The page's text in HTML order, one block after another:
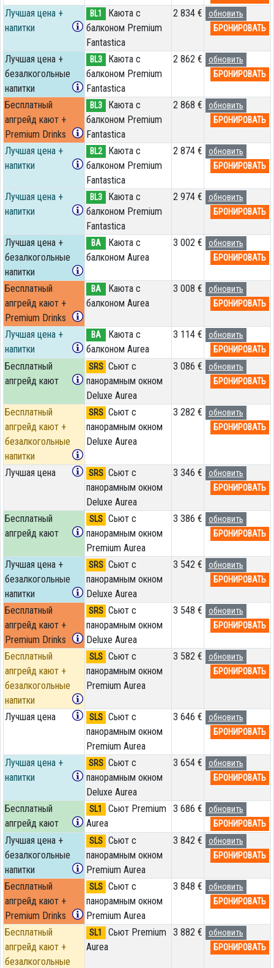
Лучшая цена +
напитки
BL1
Каюта с
балконом Premium
Fantastica
2 834 €
обновить
БРОНИРОВАТЬ
Лучшая цена +
безалкогольные
напитки
BL3
Каюта с
балконом Premium
Fantastica
2 862 €
обновить
БРОНИРОВАТЬ
Бесплатный
апгрейд кают +
Premium Drinks
BL3
Каюта с
балконом Premium
Fantastica
2 868 €
обновить
БРОНИРОВАТЬ
Лучшая цена +
напитки
BL2
Каюта с
балконом Premium
Fantastica
2 874 €
обновить
БРОНИРОВАТЬ
Лучшая цена +
напитки
BL3
Каюта с
балконом Premium
Fantastica
2 974 €
обновить
БРОНИРОВАТЬ
Лучшая цена +
безалкогольные
напитки
BA
Каюта с
балконом Aurea
3 002 €
обновить
БРОНИРОВАТЬ
Бесплатный
апгрейд кают +
Premium Drinks
BA
Каюта с
балконом Aurea
3 008 €
обновить
БРОНИРОВАТЬ
Лучшая цена +
напитки
BA
Каюта с
балконом Aurea
3 114 €
обновить
БРОНИРОВАТЬ
Бесплатный
апгрейд кают
SRS Сьют с
панорамным окном
Deluxe Aurea
3 086 €
обновить
БРОНИРОВАТЬ
Бесплатный
апгрейд кают +
безалкогольные
напитки
SRS Сьют с
панорамным окном
Deluxe Aurea
3 282 €
обновить
БРОНИРОВАТЬ
Лучшая цена SRS Сьют с
панорамным окном
Deluxe Aurea
3 346 €
обновить
БРОНИРОВАТЬ
Бесплатный
апгрейд кают
SLS Сьют с
панорамным окном
Premium Aurea
3 386 €
обновить
БРОНИРОВАТЬ
Лучшая цена +
безалкогольные
напитки
SRS Сьют с
панорамным окном
Deluxe Aurea
3 542 €
обновить
БРОНИРОВАТЬ
Бесплатный
апгрейд кают +
Premium Drinks
SRS Сьют с
панорамным окном
Deluxe Aurea
3 548 €
обновить
БРОНИРОВАТЬ
Бесплатный
апгрейд кают +
безалкогольные
напитки
SLS Сьют с
панорамным окном
Premium Aurea
3 582 €
обновить
БРОНИРОВАТЬ
Лучшая цена SLS Сьют с
панорамным окном
Premium Aurea
3 646 €
обновить
БРОНИРОВАТЬ
Лучшая цена +
напитки
SRS Сьют с
панорамным окном
Deluxe Aurea
3 654 €
обновить
БРОНИРОВАТЬ
Бесплатный
апгрейд кают
SL1
Сьют Premium
Aurea
3 686 €
обновить
БРОНИРОВАТЬ
Лучшая цена +
безалкогольные
напитки
SLS Сьют с
панорамным окном
Premium Aurea
3 842 €
обновить
БРОНИРОВАТЬ
Бесплатный
апгрейд кают +
Premium Drinks
SLS Сьют с
панорамным окном
Premium Aurea
3 848 €
обновить
БРОНИРОВАТЬ
Бесплатный
апгрейд кают +
безалкогольные
SL1
Сьют Premium
Aurea
3 882 €
обновить
БРОНИРОВАТЬ